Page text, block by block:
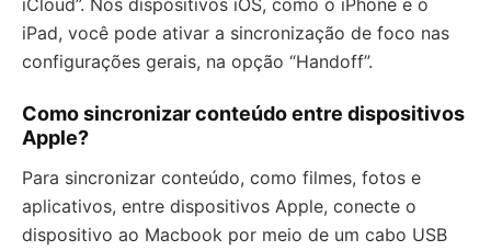
iCloud”. Nos dispositivos iOS, como o iPhone e o
iPad, você pode ativar a sincronização de foco nas
configurações gerais, na opção “Handoff”.
Como sincronizar conteúdo entre dispositivos
Apple?
Para sincronizar conteúdo, como filmes, fotos e
aplicativos, entre dispositivos Apple, conecte o
dispositivo ao Macbook por meio de um cabo USB